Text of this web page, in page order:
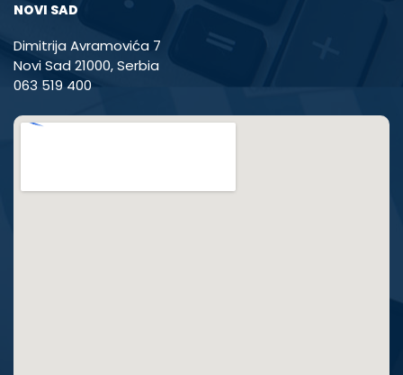
NOVI SAD
Dimitrija Avramovića 7
Novi Sad 21000, Serbia
063 519 400